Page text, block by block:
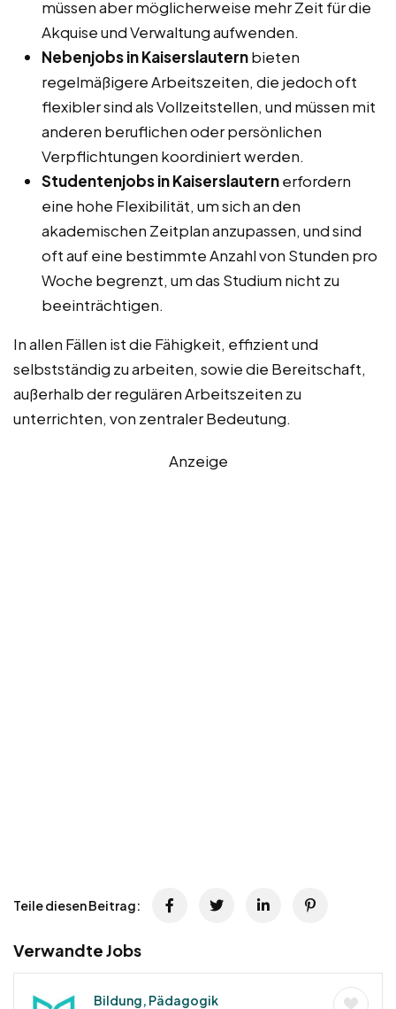
müssen aber möglicherweise mehr Zeit für die
Akquise und Verwaltung aufwenden.
Nebenjobs in Kaiserslauternbieten
regelmäßigere Arbeitszeiten, die jedoch oft
flexibler sind als Vollzeitstellen, und müssen mit
anderen beruflichen oder persönlichen
Verpflichtungen koordiniert werden.
Studentenjobs in Kaiserslauternerfordern
eine hohe Flexibilität, um sich an den
akademischen Zeitplan anzupassen, und sind
oft auf eine bestimmte Anzahl von Stunden pro
Woche begrenzt, um das Studium nicht zu
beeinträchtigen.
In allen Fällen ist die Fähigkeit, effizient und
selbstständig zu arbeiten, sowie die Bereitschaft,
außerhalb der regulären Arbeitszeiten zu
unterrichten, von zentraler Bedeutung.
Anzeige
Teile diesen Beitrag:
Verwandte Jobs
Bildung, Pädagogik